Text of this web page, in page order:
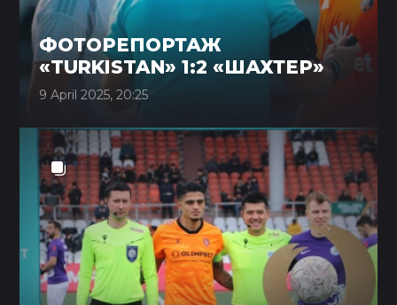
ФОТОРЕПОРТАЖ
«TURKISTAN» 1:2 «ШАХТЕР»
9 April 2025, 20:25